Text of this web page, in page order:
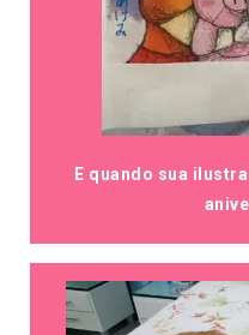
E quando sua